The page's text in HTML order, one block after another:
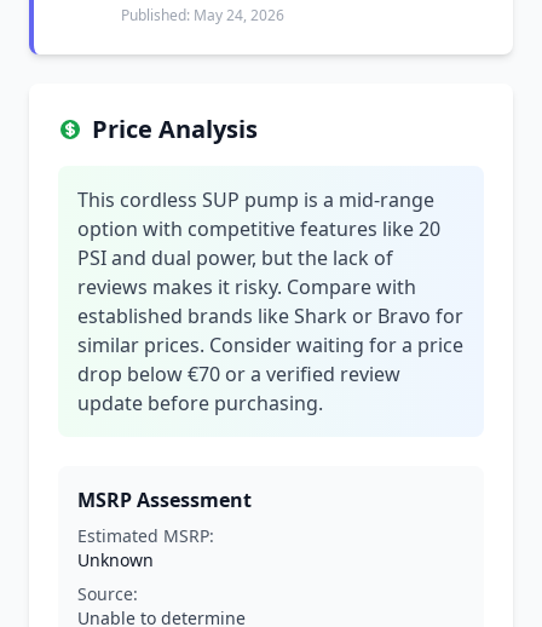
Published: May 24, 2026
Price Analysis
This cordless SUP pump is a mid-range
option with competitive features like 20
PSI and dual power, but the lack of
reviews makes it risky. Compare with
established brands like Shark or Bravo for
similar prices. Consider waiting for a price
drop below €70 or a verified review
update before purchasing.
MSRP Assessment
Estimated MSRP:
Unknown
Source:
Unable to determine